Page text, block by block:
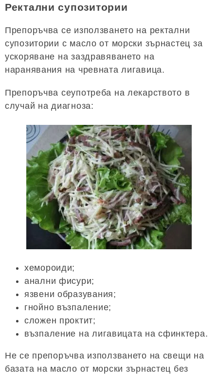
Ректални супозитории
Препоръчва се използването на ректални
супозитории с масло от морски зърнастец за
ускоряване на заздравяването на
наранявания на чревната лигавица.
Препоръчва сеупотреба на лекарството в
случай на диагноза:
хемороиди;
анални фисури;
язвени образувания;
гнойно възпаление;
сложен проктит;
възпаление на лигавицата на сфинктера.
Не се препоръчва използването на свещи на
базата на масло от морски зърнастец без